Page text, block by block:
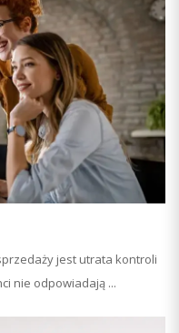
jest utrata kontroli
nie odpowiadają ...